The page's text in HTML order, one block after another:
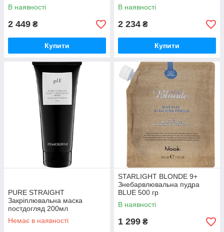
В наявності
2 449 ₴
Купити
В наявності
2 234 ₴
Купити
PURE STRAIGHT
Закріплювальна маска
постдогляд 200мл
Немає в наявності
STARLIGHT BLONDE 9+
Знебарвлювальна пудра
BLUE 500 гр
В наявності
1 299 ₴